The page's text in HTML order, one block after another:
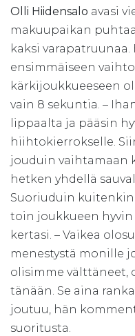
Olli Hiidensalo avasi
makuupaikan
kaksi
ensimmäiseen
kärkijoukkueeseen
vain 8 sekuntia. –
lippaalta ja pääsin
hiihtokierrokselle.
jouduin vaihtamaan
hetken yhdellä
Suoriuduin kuitenkin
toin joukkueen
kertasi. – Vaikea
menestystä monille
olisimme välttäneet,
tänään. Se aina
joutuu, hän
suoritusta.